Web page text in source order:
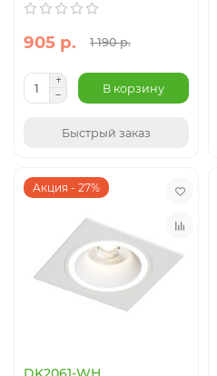
905 р. 1 190 р.
В корзину
Быстрый заказ
Акция - 27%